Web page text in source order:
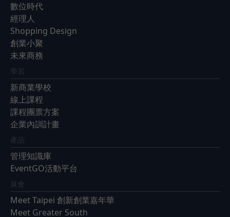
數位時代
經理人
Shopping Design
創業小聚
未來商務
學習
新商業學校
線上課程
課程團票方案
企業內訓計畫
產品
管理知識庫
EventGO活動平台
展會
Meet Taipei 創新創業嘉年華
Meet Greater South